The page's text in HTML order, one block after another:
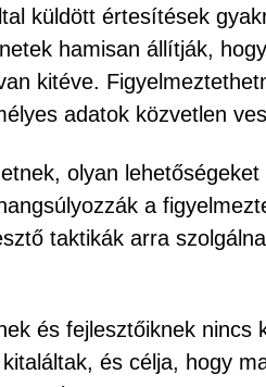
küldött értesítések
hamisan állítják,
kitéve.
adatok közvetlen
olyan
a
taktikák arra
és fejlesztőiknek nincs
és célja, hogy